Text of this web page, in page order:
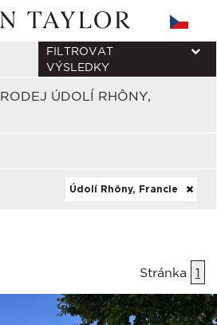
ÚDOLÍ RHÔNY,
FILTROVAT
VÝSLEDKY
Údolí Rhôny, Francie
Stránka 1